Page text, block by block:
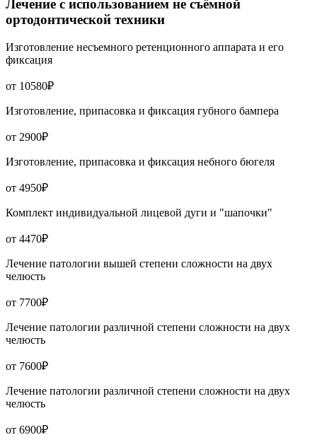
Лечение с использованием не съёмной
ортодонтической техники
Изготовление несъемного ретенционного аппарата и его
фиксация
от 10580₽
Изготовление, припасовка и фиксация губного бампера
от 2900₽
Изготовление, припасовка и фиксация небного бюгеля
от 4950₽
Комплект индивидуальной лицевой дуги и "шапочки"
от 4470₽
Лечение патологии вышей степени сложности на двух
челюсть
от 7700₽
Лечение патологии различной степени сложности на двух
челюсть
от 7600₽
Лечение патологии различной степени сложности на двух
челюсть
от 6900₽